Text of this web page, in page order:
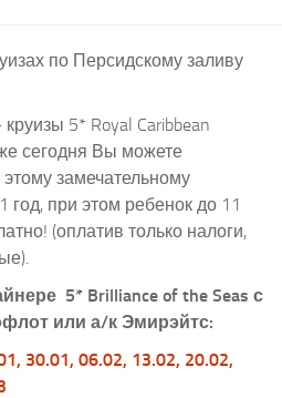
по Персидскому заливу
5* Royal Caribbean
сегодня Вы можете
замечательному
при этом ребенок до 11
(оплатив только налоги,
5* Brilliance of the Seas с
или а/к Эмирэйтс:
30.01, 06.02, 13.02, 20.02,